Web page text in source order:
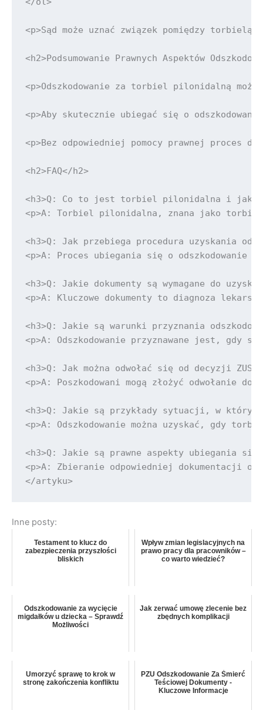
Inne posty:
Testament to klucz do
zabezpieczenia przyszłości
bliskich
Wpływ zmian legislacyjnych na
prawo pracy dla pracowników –
co warto wiedzieć?
Odszkodowanie za wycięcie
migdałków u dziecka – Sprawdź
Możliwości
Jak zerwać umowę zlecenie bez
zbędnych komplikacji
Umorzyć sprawę to krok w
stronę zakończenia konfliktu
PZU Odszkodowanie Za Śmierć
Teściowej Dokumenty -
Kluczowe Informacje